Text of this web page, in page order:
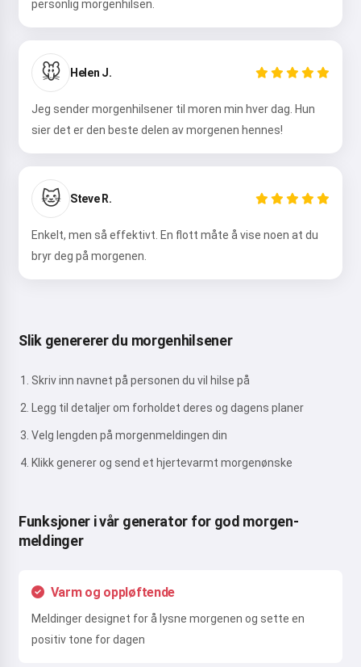
personlig morgenhilsen.
🐭 Helen J.
Jeg sender morgenhilsener til moren min hver dag. Hun
sier det er den beste delen av morgenen hennes!
🐱 Steve R.
Enkelt, men så effektivt. En flott måte å vise noen at du
bryr deg på morgenen.
Slik genererer du morgenhilsener
Skriv inn navnet på personen du vil hilse på
Legg til detaljer om forholdet deres og dagens planer
Velg lengden på morgenmeldingen din
Klikk generer og send et hjertevarmt morgenønske
Funksjoner i vår generator for god morgen-
meldinger
Varm og oppløftende
Meldinger designet for å lysne morgenen og sette en
positiv tone for dagen